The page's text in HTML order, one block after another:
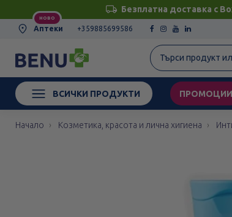
Безплатна доставка с
НОВО
Аптеки +359885699586
ВСИЧКИ ПРОДУКТИ ПРОМОЦИИ
Начало Козметика, красота и лична хигиена